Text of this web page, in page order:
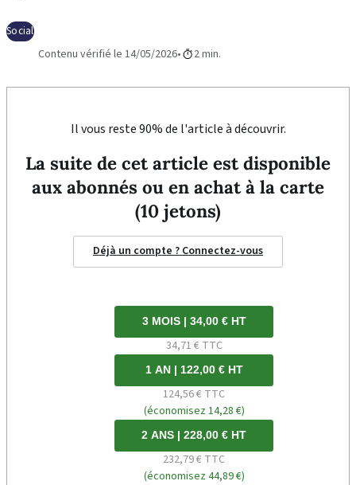
Social
Contenu vérifié le 14/05/2026 2 min.
Il vous reste 90% de l'article à découvrir.
La suite de cet article est disponible
aux abonnés ou en achat à la carte
(10 jetons)
Déjà un compte ? Connectez-vous
3 MOIS | 34,00 € HT
34,71 € TTC
1 AN | 122,00 € HT
124,56 € TTC
(économisez 14,28 €)
2 ANS | 228,00 € HT
232,79 € TTC
(économisez 44,89 €)